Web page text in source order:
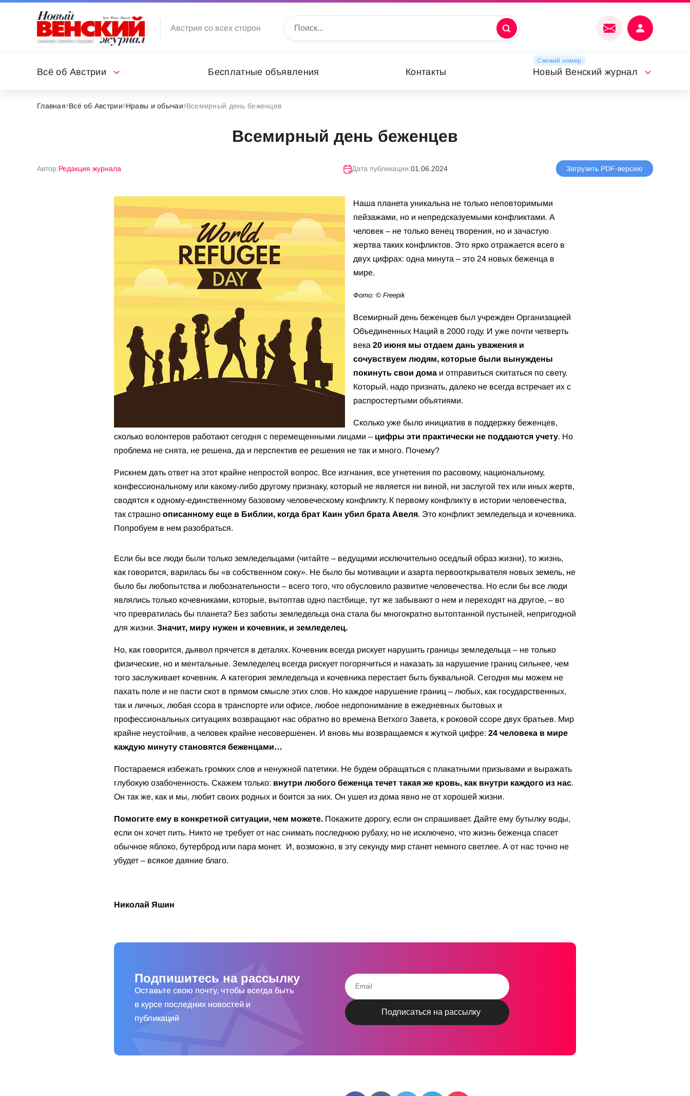
Австрия со всех сторон
Всё об Австрии Бесплатные объявления Контакты
Свежий номер
Новый Венский журнал
Главная Всё об Австрии Нравы и обычаи Всемирный день беженцев
Всемирный день беженцев
Автор:Редакция журнала Дата публикации:01.06.2024 Загрузить PDF-версию
Наша планета уникальна не только неповторимыми
пейзажами, но и непредсказуемыми конфликтами. А
человек – не только венец творения, но и зачастую
жертва таких конфликтов. Это ярко отражается всего в
двух цифрах: одна минута – это 24 новых беженца в
мире.
Фото: © Freepik
Всемирный день беженцев был учрежден Организацией
Объединенных Наций в 2000 году. И уже почти четверть
века 20 июня мы отдаем дань уважения и
сочувствуем людям, которые были вынуждены
покинуть свои дома и отправиться скитаться по свету.
Который, надо признать, далеко не всегда встречает их с
распростертыми объятиями.
Сколько уже было инициатив в поддержку беженцев,
сколько волонтеров работают сегодня с перемещенными лицами – цифры эти практически не поддаются учету. Но
проблема не снята, не решена, да и перспектив ее решения не так и много. Почему?
Рискнем дать ответ на этот крайне непростой вопрос. Все изгнания, все угнетения по расовому, национальному,
конфессиональному или какому-либо другому признаку, который не является ни виной, ни заслугой тех или иных жертв,
сводятся к одному-единственному базовому человеческому конфликту. К первому конфликту в истории человечества,
так страшно описанному еще в Библии, когда брат Каин убил брата Авеля. Это конфликт земледельца и кочевника.
Попробуем в нем разобраться.
Если бы все люди были только земледельцами (читайте – ведущими исключительно оседлый образ жизни), то жизнь,
как говорится, варилась бы «в собственном соку». Не было бы мотивации и азарта первооткрывателя новых земель, не
было бы любопытства и любознательности – всего того, что обусловило развитие человечества. Но если бы все люди
являлись только кочевниками, которые, вытоптав одно пастбище, тут же забывают о нем и переходят на другое, – во
что превратилась бы планета? Без заботы земледельца она стала бы многократно вытоптанной пустыней, непригодной
для жизни. Значит, миру нужен и кочевник, и земледелец.
Но, как говорится, дьявол прячется в деталях. Кочевник всегда рискует нарушить границы земледельца – не только
физические, но и ментальные. Земледелец всегда рискует погорячиться и наказать за нарушение границ сильнее, чем
того заслуживает кочевник. А категория земледельца и кочевника перестает быть буквальной. Сегодня мы можем не
пахать поле и не пасти скот в прямом смысле этих слов. Но каждое нарушение границ – любых, как государственных,
так и личных, любая ссора в транспорте или офисе, любое недопонимание в ежедневных бытовых и
профессиональных ситуациях возвращают нас обратно во времена Ветхого Завета, к роковой ссоре двух братьев. Мир
крайне неустойчив, а человек крайне несовершенен. И вновь мы возвращаемся к жуткой цифре: 24 человека в мире
каждую минуту становятся беженцами…
Постараемся избежать громких слов и ненужной патетики. Не будем обращаться с плакатными призывами и выражать
глубокую озабоченность. Скажем только: внутри любого беженца течет такая же кровь, как внутри каждого из нас.
Он так же, как и мы, любит своих родных и боится за них. Он ушел из дома явно не от хорошей жизни.
Помогите ему в конкретной ситуации, чем можете. Покажите дорогу, если он спрашивает. Дайте ему бутылку воды,
если он хочет пить. Никто не требует от нас снимать последнюю рубаху, но не исключено, что жизнь беженца спасет
обычное яблоко, бутерброд или пара монет. И, возможно, в эту секунду мир станет немного светлее. А от нас точно не
убудет – всякое даяние благо.
Николай Яшин
Подпишитесь на рассылку
Оставьте свою почту, чтобы всегда быть
в курсе последних новостей и
публикаций